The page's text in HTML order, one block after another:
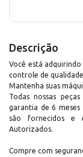
Descrição
Você está
controle de
Mantenha suas
Todas nossas
garantia de 6
são fornecidos e
Autorizados.
Compre com